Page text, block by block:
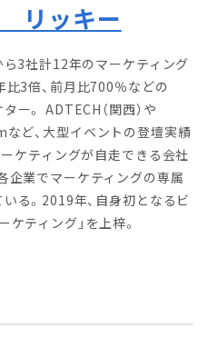
リッキー
3社計12年のマーケティング
比3倍、前月比700％などの
ー。 ADTECH（関西）や
ど、大型イベントの登壇実績
ケティングが自走できる会社
企業でマーケティングの専属
る。2019年、自身初となるビ
ティング」を上梓。